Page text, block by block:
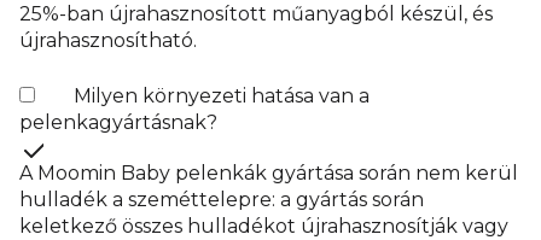
25%-ban újrahasznosított műanyagból készül, és
újrahasznosítható.
Milyen környezeti hatása van a
pelenkagyártásnak?
A Moomin Baby pelenkák gyártása során nem kerül
hulladék a szeméttelepre: a gyártás során
keletkező összes hulladékot újrahasznosítják vagy